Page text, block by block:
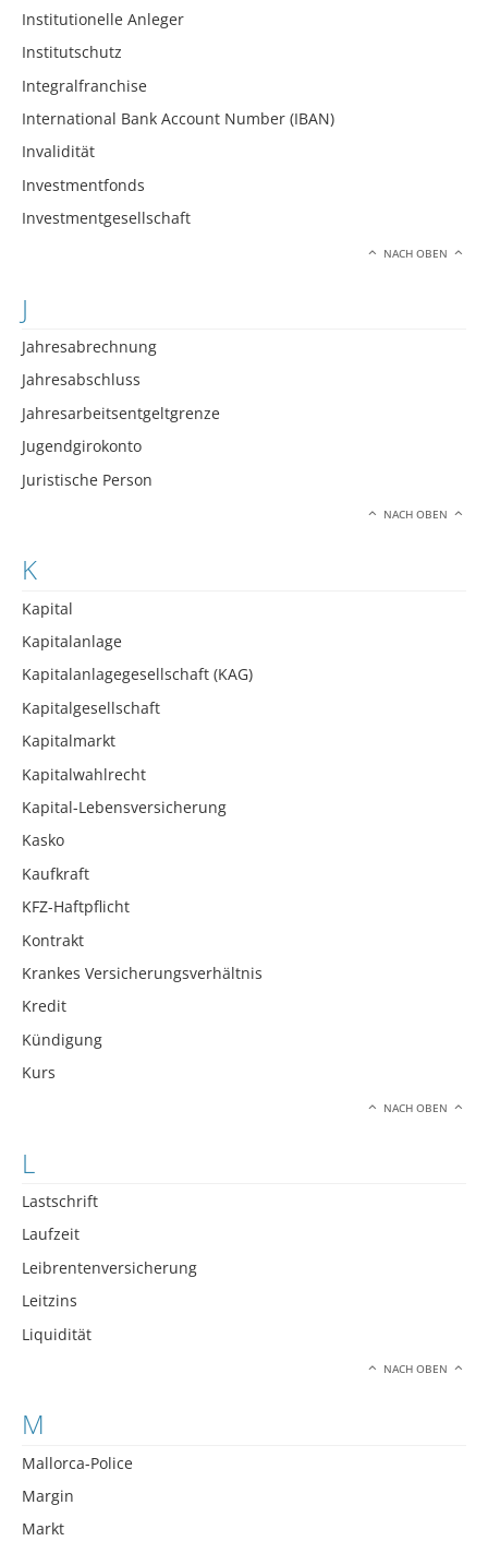
Institutionelle Anleger
Institutschutz
Integralfranchise
International Bank Account Number (IBAN)
Invalidität
Investmentfonds
Investmentgesellschaft
NACH OBEN
J
Jahresabrechnung
Jahresabschluss
Jahresarbeitsentgeltgrenze
Jugendgirokonto
Juristische Person
NACH OBEN
K
Kapital
Kapitalanlage
Kapitalanlagegesellschaft (KAG)
Kapitalgesellschaft
Kapitalmarkt
Kapitalwahlrecht
Kapital-Lebensversicherung
Kasko
Kaufkraft
KFZ-Haftpflicht
Kontrakt
Krankes Versicherungsverhältnis
Kredit
Kündigung
Kurs
NACH OBEN
L
Lastschrift
Laufzeit
Leibrentenversicherung
Leitzins
Liquidität
NACH OBEN
M
Mallorca-Police
Margin
Markt